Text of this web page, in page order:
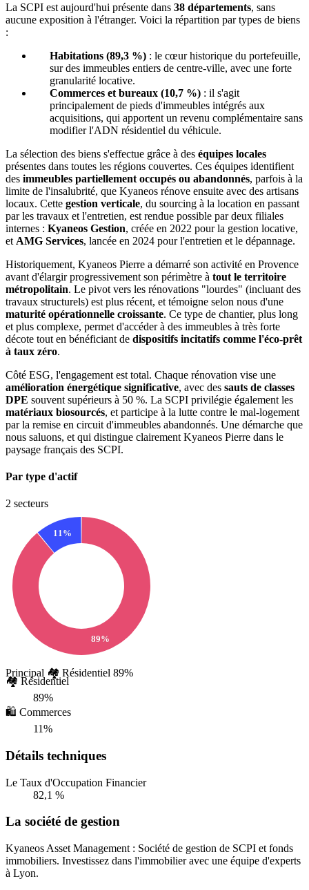
La SCPI est aujourd'hui présente dans 38 départements, sans
aucune exposition à l'étranger. Voici la répartition par types de biens
:
Habitations (89,3 %) : le cœur historique du portefeuille,
sur des immeubles entiers de centre-ville, avec une forte
granularité locative.
Commerces et bureaux (10,7 %) : il s'agit
principalement de pieds d'immeubles intégrés aux
acquisitions, qui apportent un revenu complémentaire sans
modifier l'ADN résidentiel du véhicule.
La sélection des biens s'effectue grâce à des équipes locales
présentes dans toutes les régions couvertes. Ces équipes identifient
des immeubles partiellement occupés ou abandonnés, parfois à la
limite de l'insalubrité, que Kyaneos rénove ensuite avec des artisans
locaux. Cette gestion verticale, du sourcing à la location en passant
par les travaux et l'entretien, est rendue possible par deux filiales
internes : Kyaneos Gestion, créée en 2022 pour la gestion locative,
et AMG Services, lancée en 2024 pour l'entretien et le dépannage.
Historiquement, Kyaneos Pierre a démarré son activité en Provence
avant d'élargir progressivement son périmètre à tout le territoire
métropolitain. Le pivot vers les rénovations "lourdes" (incluant des
travaux structurels) est plus récent, et témoigne selon nous d'une
maturité opérationnelle croissante. Ce type de chantier, plus long
et plus complexe, permet d'accéder à des immeubles à très forte
décote tout en bénéficiant de dispositifs incitatifs comme l'éco-prêt
à taux zéro.
Côté ESG, l'engagement est total. Chaque rénovation vise une
amélioration énergétique significative, avec des sauts de classes
DPE souvent supérieurs à 50 %. La SCPI privilégie également les
matériaux biosourcés, et participe à la lutte contre le mal-logement
par la remise en circuit d'immeubles abandonnés. Une démarche que
nous saluons, et qui distingue clairement Kyaneos Pierre dans le
paysage français des SCPI.
Par type d'actif
2 secteurs
89%
11%
Principal 🏘️ Résidentiel 89%
🏘️ Résidentiel
89%
🛍️ Commerces
11%
Détails techniques
Le Taux d'Occupation Financier
82,1 %
La société de gestion
Kyaneos Asset Management : Société de gestion de SCPI et fonds
immobiliers. Investissez dans l'immobilier avec une équipe d'experts
à Lyon.